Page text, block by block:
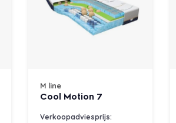
M line
Cool Motion 7
Verkoopadviesprijs: